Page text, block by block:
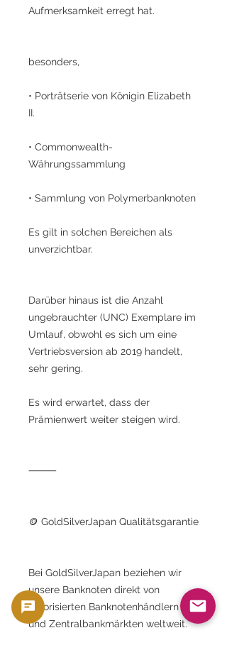
Aufmerksamkeit erregt hat.
besonders,
• Porträtserie von Königin Elizabeth
II.
• Commonwealth-
Währungssammlung
• Sammlung von Polymerbanknoten
Es gilt in solchen Bereichen als
unverzichtbar.
Darüber hinaus ist die Anzahl
ungebrauchter (UNC) Exemplare im
Umlauf, obwohl es sich um eine
Vertriebsversion ab 2019 handelt,
sehr gering.
Es wird erwartet, dass der
Prämienwert weiter steigen wird.
⸻
🪙 GoldSilverJapan Qualitätsgarantie
Bei GoldSilverJapan beziehen wir
unsere Banknoten direkt von
autorisierten Banknotenhändlern
und Zentralbankmärkten weltweit.